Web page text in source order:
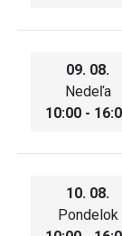
09. 08.
Nedeľa
10:00 -
10. 08.
Pondelok